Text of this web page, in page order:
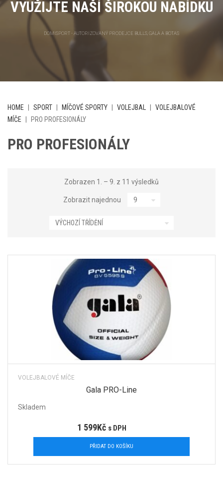
VYUŽIJTE NAŠÍ ŠIROKOU NABÍDKU
DOMISPORT - AUTORIZOVANÝ PRODEJCE BULLS, GALA A BOTAS
HOME SPORT MÍČOVÉ SPORTY VOLEJBAL
VOLEJBALOVÉ
MÍČE
PRO PROFESIONÁLY
PRO PROFESIONÁLY
Zobrazen 1. – 9. z 11 výsledků
Zobrazit najednou
VOLEJBALOVÉ MÍČE
Gala PRO-Line
1 599Kč s DPH
Skladem
PŘIDAT DO KOŠÍKU